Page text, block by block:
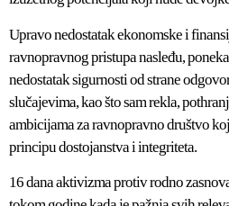
Upravo nedostatak ekonomske i
ravnopravnog pristupa nasleđu,
nedostatak sigurnosti od strane
slučajevima, kao što sam rekla,
ambicijama za ravnopravno društvo
principu dostojanstva i integriteta.
16 dana aktivizma protiv rodno